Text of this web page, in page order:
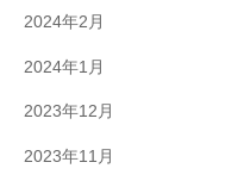
2024年2月
2024年1月
2023年12月
2023年11月